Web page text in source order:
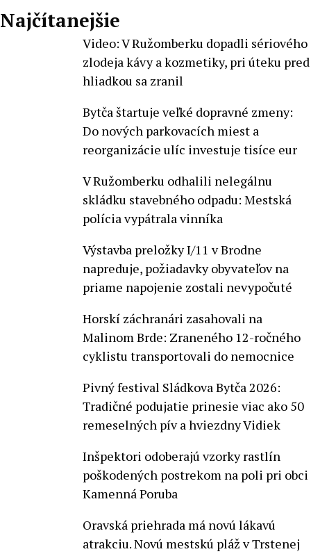
Najčítanejšie
Video: V Ružomberku dopadli sériového
zlodeja kávy a kozmetiky, pri úteku pred
hliadkou sa zranil
Bytča štartuje veľké dopravné zmeny:
Do nových parkovacích miest a
reorganizácie ulíc investuje tisíce eur
V Ružomberku odhalili nelegálnu
skládku stavebného odpadu: Mestská
polícia vypátrala vinníka
Výstavba preložky I/11 v Brodne
napreduje, požiadavky obyvateľov na
priame napojenie zostali nevypočuté
Horskí záchranári zasahovali na
Malinom Brde: Zraneného 12-ročného
cyklistu transportovali do nemocnice
Pivný festival Sládkova Bytča 2026:
Tradičné podujatie prinesie viac ako 50
remeselných pív a hviezdny Vidiek
Inšpektori odoberajú vzorky rastlín
poškodených postrekom na poli pri obci
Kamenná Poruba
Oravská priehrada má novú lákavú
atrakciu. Novú mestskú pláž v Trstenej